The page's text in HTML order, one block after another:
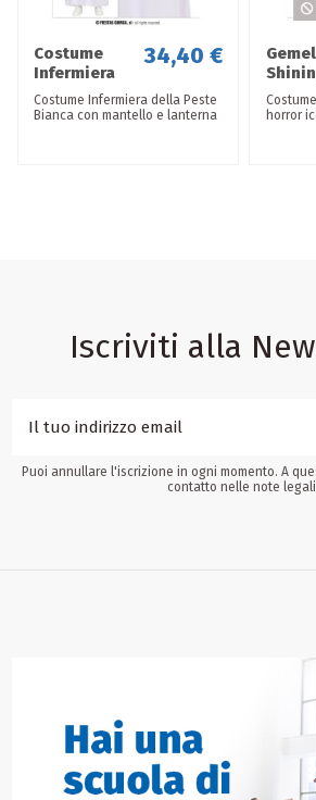
Costume
Infermiera
Peste
Bianca
34,40 €
Costume Infermiera della Peste
Bianca con mantello e lanterna
horror
Iscriviti alla
Puoi annullare l'iscrizione in ogni momento. A
contatto nelle note